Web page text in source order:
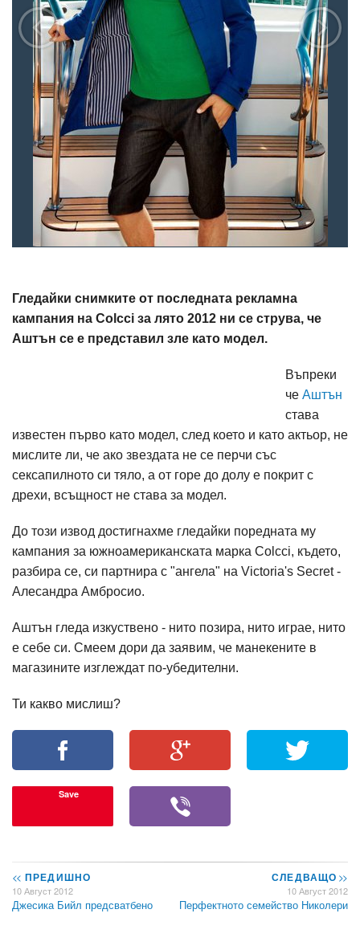
Гледайки снимките от последната рекламна
кампания на Colcci за лято 2012 ни се струва, че
Аштън се е представил зле като модел.
Въпреки
че Аштън
става
известен първо като модел, след което и като актьор, не
мислите ли, че ако звездата не се перчи със
сексапилното си тяло, а от горе до долу е покрит с
дрехи, всъщност не става за модел.
До този извод достигнахме гледайки поредната му
кампания за южноамериканската марка Colcci, където,
разбира се, си партнира с "ангела" на Victoria's Secret -
Алесандра Амбросио.
Аштън гледа изкуствено - нито позира, нито играе, нито
е себе си. Смеем дори да заявим, че манекените в
магазините изглеждат по-убедителни.
Ти какво мислиш?
Save
<< ПРЕДИШНО
10 Август 2012
Джесика Бийл предсватбено
СЛЕДВАЩО>>
10 Август 2012
Перфектното семейство Николери